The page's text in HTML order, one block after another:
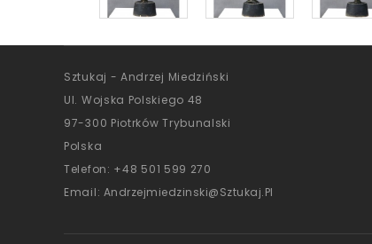
Sztukaj - Andrzej Miedziński
Ul. Wojska Polskiego 48
97-300 Piotrków Trybunalski
Polska
Telefon: +48 501 599 270
Email: Andrzejmiedzinski@sztukaj.pl